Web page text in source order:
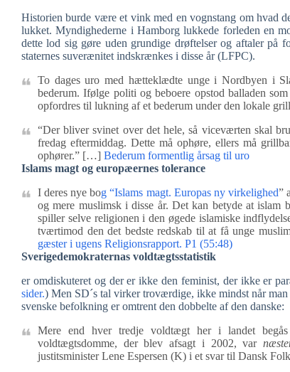
Historien burde være et vink med en vognstang om hvad
lukket. Myndighederne i Hamborg lukkede forleden en
dette lod sig gøre uden grundige drøftelser og aftaler på
staternes suverænitet indskrænkes i disse år (LFPC).
To dages uro med hætteklædte unge i Nordbyen i
bederum. Ifølge politi og beboere opstod balladen
opfordres til lukning af et bederum under den lokale
“Der bliver svinet over det hele, så viceværten skal
fredag eftermiddag. Dette må ophøre, ellers må
ophører.” […] Bederum formentlig årsag til uro
Islams magt og europæernes tolerance
I deres nye bog “Islams magt. Europas ny virkelighed”
og mere muslimsk i disse år. Det kan betyde at
spiller selve religionen i den øgede islamiske
tværtimod den det bedste redskab til at få unge
gæster i ugens Religionsrapport. P1 (55:48)
Sverigedemokraternas voldtægtsstatistik
er omdiskuteret og der er ikke den feminist, der ikke er
sider.) Men SD´s tal virker troværdige, ikke mindst når
svenske befolkning er omtrent den dobbelte af den danske:
Mere end hver tredje voldtægt her i landet
voldtægtsdomme, der blev afsagt i 2002, var
justitsminister Lene Espersen (K) i et svar til Dansk